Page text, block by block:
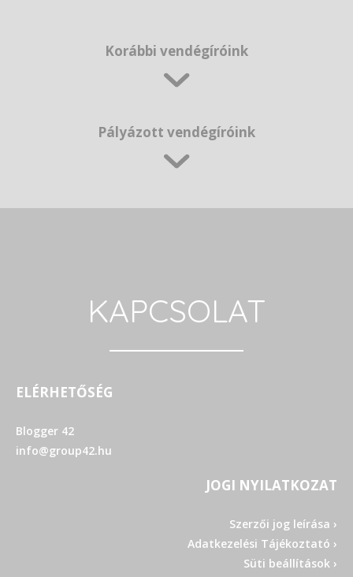
Korábbi vendégíróink
Pályázott vendégíróink
KAPCSOLAT
ELÉRHETŐSÉG
Blogger 42
info@group42.hu
JOGI NYILATKOZAT
Szerzői jog leírása ›
Adatkezelési Tájékoztató ›
Süti beállítások ›